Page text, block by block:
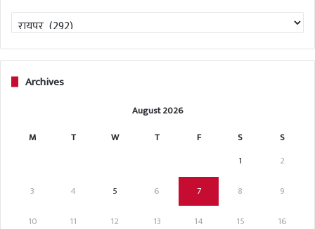
Categories
Archives
August 2026
M
T W T F S
S
1
2
3
4 5 6 7 8
9
10
11 12 13 14 15
16